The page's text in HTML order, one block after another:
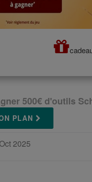
500€ d'outils
PLAN
2025